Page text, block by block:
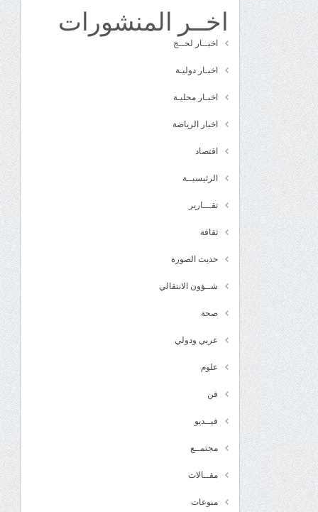
اخــر المنشورات
اخبــار لحــج
اخبـار دوليـة
اخبـار محليـة
اخبار الرياضة
اقتصاد
الرئيسيــة
تقـــارير
ثقافة
حديث الصورة
شــؤون الانتقالي
صحة
عربي ودولي
علوم
فن
فيــديو
مجتمــع
مقــالات
منوعات